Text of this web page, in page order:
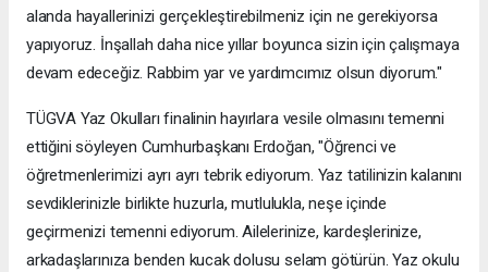
alanda hayallerinizi gerçekleştirebilmeniz için ne gerekiyorsa
yapıyoruz. İnşallah daha nice yıllar boyunca sizin için çalışmaya
devam edeceğiz. Rabbim yar ve yardımcımız olsun diyorum."
TÜGVA Yaz Okulları finalinin hayırlara vesile olmasını temenni
ettiğini söyleyen Cumhurbaşkanı Erdoğan, "Öğrenci ve
öğretmenlerimizi ayrı ayrı tebrik ediyorum. Yaz tatilinizin kalanını
sevdiklerinizle birlikte huzurla, mutlulukla, neşe içinde
geçirmenizi temenni ediyorum. Ailelerinize, kardeşlerinize,
arkadaşlarınıza benden kucak dolusu selam götürün. Yaz okulu